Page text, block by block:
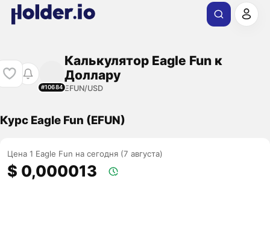
#10684
Калькулятор Eagle Fun к
Доллару
EFUN/USD
Курс Eagle Fun (EFUN)
Цена 1 Eagle Fun на сегодня (7 августа)
$ 0,000013